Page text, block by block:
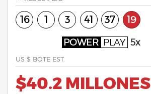
16 1 3 41 37 19
POWER PLAY 5x
US $ BOTE EST.
$40.2 MILLONES